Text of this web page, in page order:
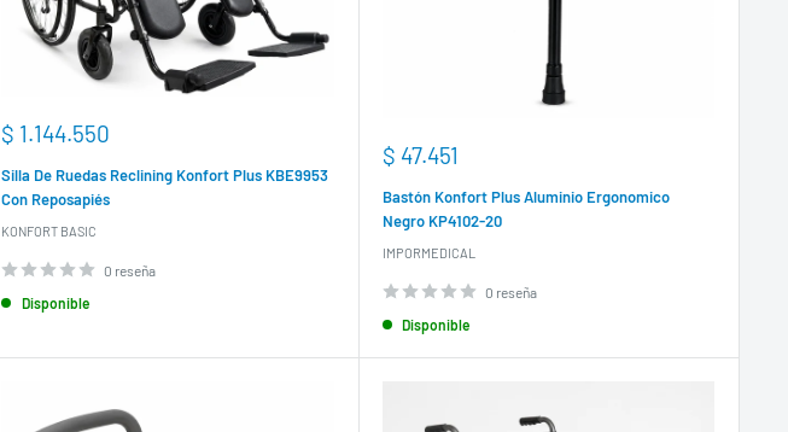
Precio
venta
$ 1.144.550
Silla De Ruedas Reclining Konfort Plus KBE9953
Con Reposapiés
KONFORT BASIC
0 reseña
Disponible
Precio
venta
$ 47.451
Bastón Konfort Plus Aluminio Ergonomico
Negro KP4102-20
IMPORMEDICAL
0 reseña
Disponible